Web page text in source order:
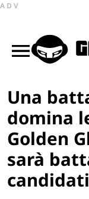
ADV
Una
domina
Golden
sarà